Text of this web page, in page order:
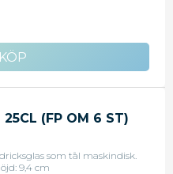
25CL (FP OM 6 ST)
som tål maskindisk.
9,4 cm